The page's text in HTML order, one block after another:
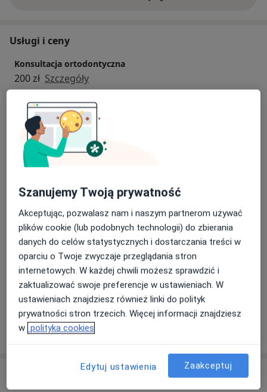
Usługi i ceny
Konsultacja ortodontyczna
200 zł Szczegóły
Aparaty ruchome
Szczegóły
Aparaty stałe
Od 2 700 zł
Szczegóły
Invisalign
Od 6 000 zł Szczegóły
+ 1 usługa
W jaki sposób ustalane są ceny?
Szanujemy Twoją prywatność
Akceptując, pozwalasz nam i naszym partnerom używać
plików cookie (lub podobnych technologii) do zbierania
danych do celów statystycznych i dostarczania treści w
oparciu o Twoje zwyczaje przeglądania stron
internetowych. W każdej chwili możesz sprawdzić i
zaktualizować swoje preferencje w ustawieniach. W
ustawieniach znajdziesz również linki do polityk
prywatności stron trzecich. Więcej informacji znajdziesz
w polityka cookies
Edytuj ustawienia Zaakceptuj